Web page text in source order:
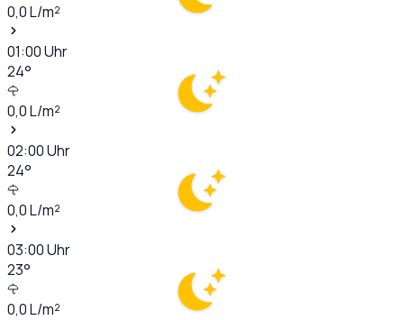
0,0L/m²
01:00Uhr
24°
0,0L/m²
02:00Uhr
24°
0,0L/m²
03:00Uhr
23°
0,0L/m²